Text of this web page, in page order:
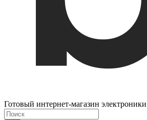
Готовый интернет-магазин электроники